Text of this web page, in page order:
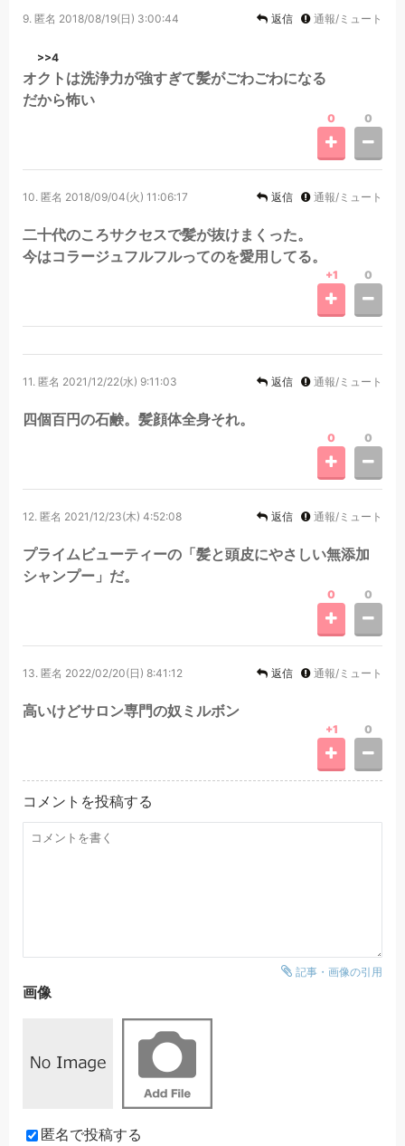
9. 匿名 2018/08/19(日) 3:00:44 返信 通報/ミュート
>>4
オクトは洗浄力が強すぎて髪がごわごわになる
だから怖い
0 0
10. 匿名 2018/09/04(火) 11:06:17 返信 通報/ミュート
二十代のころサクセスで髪が抜けまくった。
今はコラージュフルフルってのを愛用してる。
+1 0
11. 匿名 2021/12/22(水) 9:11:03 返信 通報/ミュート
四個百円の石鹸。髪顔体全身それ。
0 0
12. 匿名 2021/12/23(木) 4:52:08 返信 通報/ミュート
プライムビューティーの「髪と頭皮にやさしい無添加
シャンプー」だ。
0 0
13. 匿名 2022/02/20(日) 8:41:12 返信 通報/ミュート
高いけどサロン専門の奴ミルボン
+1 0
コメントを投稿する
記事・画像の引用
画像
匿名で投稿する